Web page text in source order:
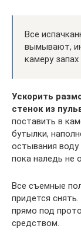
Все
вымывают,
камеру запах
Ускорить
стенок из
поставить в
бутылки,
остывания
пока наледь не
Все съемные
придется
прямо под
средством.